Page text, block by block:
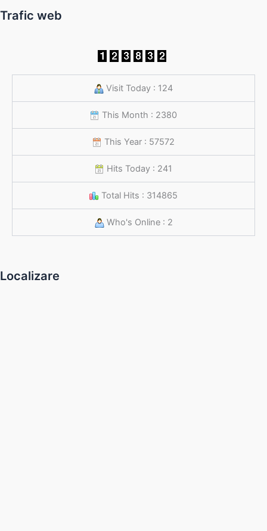
Trafic web
Visit Today : 124
This Month : 2380
This Year : 57572
Hits Today : 241
Total Hits : 314865
Who's Online : 2
Localizare